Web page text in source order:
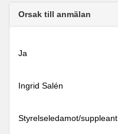
Orsak till anmälan
Ja
Ingrid Salén
Styrelseledamot/suppleant